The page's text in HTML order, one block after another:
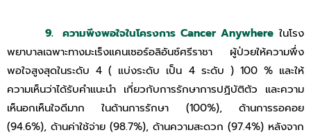
9. ความพึงพอใจในโครงการCancer Anywhere ในโรง
พยาบาลเฉพาะทางมะเร็งแคนเซอร์อลิอันซ์ศรีราชา ผู้ป่วยให้ความพึ่ง
พอใจสูงสุดในระดับ 4 ( แบ่งระดับ เป็น 4 ระดับ ) 100 % และให้
ความเห็นว่าได้รับคำแนะนำ เกี่ยวกับการรักษาการปฏิบัติตัว และความ
เห็นอกเห็นใจดีมาก ในด้านการรักษา (100%), ด้านการรอคอย
(94.6%), ด้านค่าใช้จ่าย (98.7%), ด้านความสะดวก (97.4%) หลังจาก